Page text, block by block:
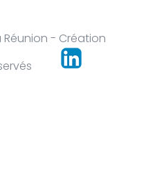
Réunion - Création